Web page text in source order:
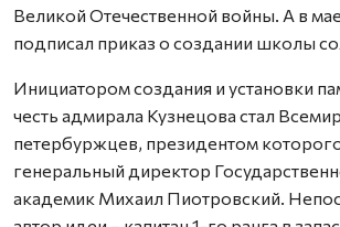
Великой Отечественной войны. А в
подписал приказ о создании школы
Инициатором создания и установки
честь адмирала Кузнецова стал
петербуржцев, президентом которого
генеральный директор
академик Михаил Пиотровский.